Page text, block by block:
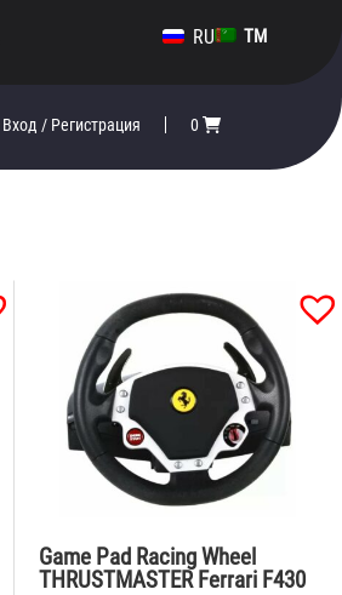
RU TM
Вход / Регистрация 0
Game Pad Racing Wheel
THRUSTMASTER Ferrari F430